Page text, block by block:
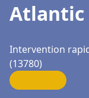
Atlantic
Intervention
(13780)